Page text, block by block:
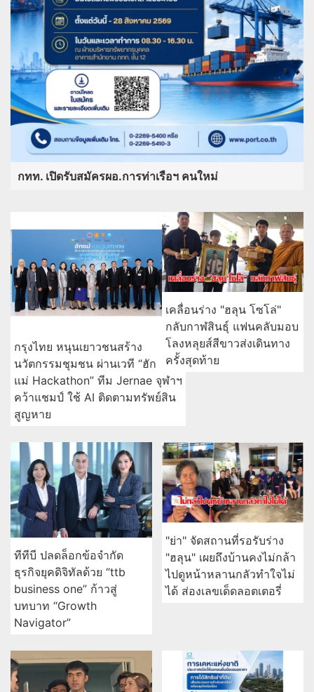
กทท. เปิดรับสมัครผอ.การท่าเรือฯ คนใหม่
กรุงไทย หนุนเยาวชนสร้าง
นวัตกรรมชุมชน ผ่านเวที “ฮัก
แม่ Hackathon” ทีม Jernae จุฬาฯ
คว้าแชมป์ ใช้ AI ติดตามทรัพย์สิน
สูญหาย
เคลื่อนร่าง "ฮลุน โซโล่"
กลับกาฬสินธุ์ แฟนคลับมอบ
โลงหลุยส์สีขาวส่งเดินทาง
ครั้งสุดท้าย
ทีทีบี ปลดล็อกข้อจำกัด
ธุรกิจยุคดิจิทัลด้วย “ttb
business one” ก้าวสู่
บทบาท “Growth
Navigator”
"ย่า" จัดสถานที่รอรับร่าง
"ฮลุน" เผยถึงบ้านคงไม่กล้า
ไปดูหน้าหลานกลัวทำใจไม่
ได้ ส่องเลขเด็ดลอตเตอรี่